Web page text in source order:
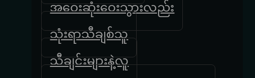
အဝေးဆုံးဝေးသွားလည်း
သုံးရာသီချစ်သူ
သီချင်းများနဲ့လူ